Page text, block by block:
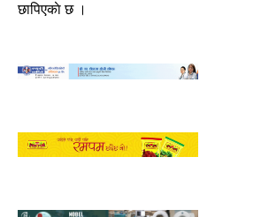
छापिएकाे छ ।